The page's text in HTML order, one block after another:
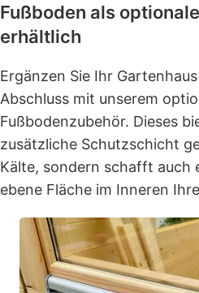
Fußboden als
erhältlich
Ergänzen Sie Ihr
Abschluss mit unserem
Fußbodenzubehör. Dieses
zusätzliche Schutzschicht
Kälte, sondern schafft auch
ebene Fläche im Inneren